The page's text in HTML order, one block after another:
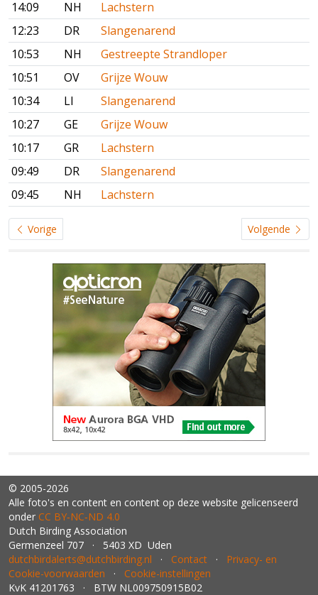
14:09
NH
Lachstern
12:23
DR
Slangenarend
10:53
NH
Gestreepte Strandloper
10:51
OV
Grijze Wouw
10:34
LI
Slangenarend
10:27
GE
Grijze Wouw
10:17
GR
Lachstern
09:49
DR
Slangenarend
09:45
NH Lachstern
Vorige Volgende
© 2005-2026
Alle foto's en content en content op deze website gelicenseerd
onder CC BY‑NC‑ND 4.0
Dutch Birding Association
Germenzeel 707 · 5403 XD Uden
dutchbirdalerts@dutchbirding.nl · Contact · Privacy- en
Cookie-voorwaarden · Cookie-instellingen
KvK 41201763 · BTW NL009750915B02